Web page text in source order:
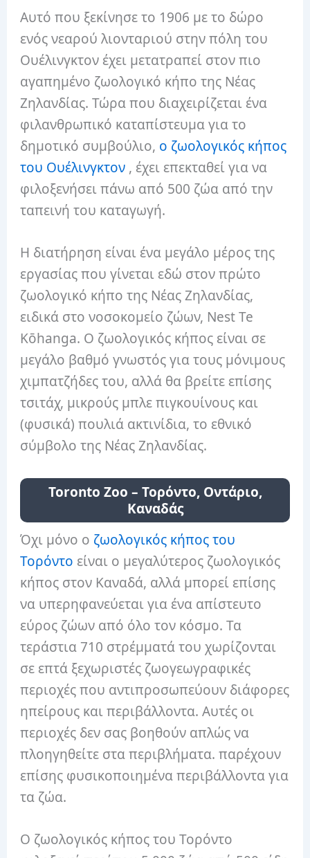
Αυτό που ξεκίνησε το 1906 με το δώρο
ενός νεαρού λιονταριού στην πόλη του
Ουέλινγκτον έχει μετατραπεί στον πιο
αγαπημένο ζωολογικό κήπο της Νέας
Ζηλανδίας. Τώρα που διαχειρίζεται ένα
φιλανθρωπικό καταπίστευμα για το
δημοτικό συμβούλιο, ο ζωολογικός κήπος
του Ουέλινγκτον , έχει επεκταθεί για να
φιλοξενήσει πάνω από 500 ζώα από την
ταπεινή του καταγωγή.
Η διατήρηση είναι ένα μεγάλο μέρος της
εργασίας που γίνεται εδώ στον πρώτο
ζωολογικό κήπο της Νέας Ζηλανδίας,
ειδικά στο νοσοκομείο ζώων, Nest Te
Kōhanga. Ο ζωολογικός κήπος είναι σε
μεγάλο βαθμό γνωστός για τους μόνιμους
χιμπατζήδες του, αλλά θα βρείτε επίσης
τσιτάχ, μικρούς μπλε πιγκουίνους και
(φυσικά) πουλιά ακτινίδια, το εθνικό
σύμβολο της Νέας Ζηλανδίας.
Toronto Zoo – Τορόντο, Οντάριο,
Καναδάς
Όχι μόνο ο ζωολογικός κήπος του
Τορόντο είναι ο μεγαλύτερος ζωολογικός
κήπος στον Καναδά, αλλά μπορεί επίσης
να υπερηφανεύεται για ένα απίστευτο
εύρος ζώων από όλο τον κόσμο. Τα
τεράστια 710 στρέμματά του χωρίζονται
σε επτά ξεχωριστές ζωογεωγραφικές
περιοχές που αντιπροσωπεύουν διάφορες
ηπείρους και περιβάλλοντα. Αυτές οι
περιοχές δεν σας βοηθούν απλώς να
πλοηγηθείτε στα περιβλήματα. παρέχουν
επίσης φυσικοποιημένα περιβάλλοντα για
τα ζώα.
Ο ζωολογικός κήπος του Τορόντο